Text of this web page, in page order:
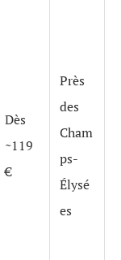
Dès
~119
€
Près
des
Cham
ps-
Élysé
es